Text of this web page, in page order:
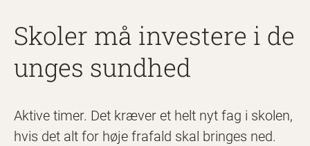
Skoler må investere i de
unges sundhed
Aktive timer. Det kræver et helt nyt fag i skolen,
hvis det alt for høje frafald skal bringes ned.